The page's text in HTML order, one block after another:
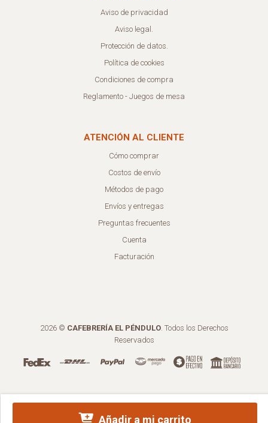
Añadir a mi carrito
Aviso de privacidad
Aviso legal.
Protección de datos.
Política de cookies
Condiciones de compra
Reglamento - Juegos de mesa
ATENCIÓN AL CLIENTE
Cómo comprar
Costos de envío
Métodos de pago
Envíos y entregas
Preguntas frecuentes
Cuenta
Facturación
2026 © CAFEBRERÍA EL PÉNDULO. Todos los Derechos
Reservados